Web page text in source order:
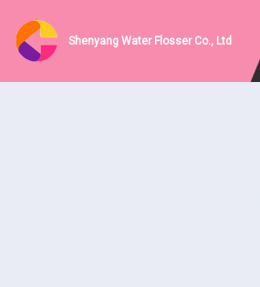
Shenyang Water Flosser Co., Ltd